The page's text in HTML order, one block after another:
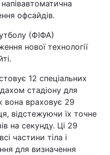
офсайдів.
(ФІФА)
нової технології
12 спеціальних
стадіону для
вона враховує 29
відстежуючи їх точне
на секунду. Ці 29
частини тіла і
для визначення